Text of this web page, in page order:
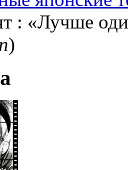
: «Лучше
)